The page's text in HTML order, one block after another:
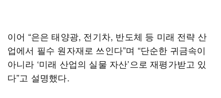
이어 “은은 태양광, 전기차, 반도체 등 미래 전략 산
업에서 필수 원자재로 쓰인다”며 “단순한 귀금속이
아니라 ‘미래 산업의 실물 자산’으로 재평가받고 있
다”고 설명했다.